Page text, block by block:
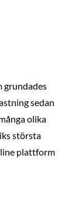
grundades
sedan
olika
största
plattform